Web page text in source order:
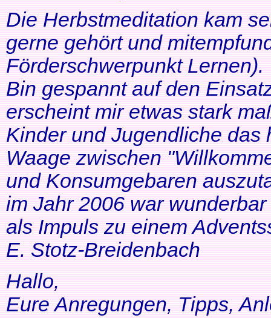
Die Herbstmeditation kam
gerne gehört und
Förderschwerpunkt Lernen).
Bin gespannt auf den
erscheint mir etwas stark
Kinder und Jugendliche das
Waage zwischen
und Konsumgebaren
im Jahr 2006 war
als Impuls zu einem
E. Stotz-Breidenbach
Hallo,
Eure Anregungen, Tipps,